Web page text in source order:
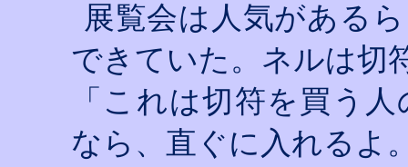
展覧会は人気がある
できていた。ネルは切
「これは切符を買う
なら、直ぐに入れるよ